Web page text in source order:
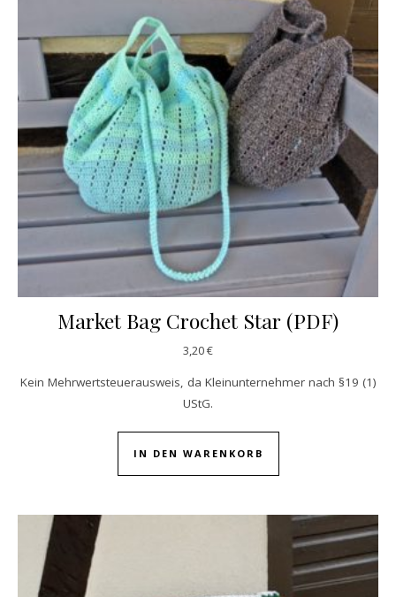
Market Bag Crochet Star (PDF)
3,20€
Kein Mehrwertsteuerausweis, da Kleinunternehmer nach §19 (1)
UStG.
IN DEN WARENKORB